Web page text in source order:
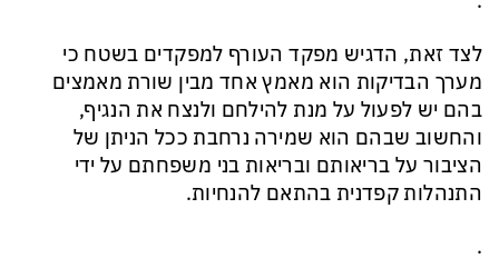
לצד זאת, הדגיש מפקד העורף למפקדים בשטח כי
מערך הבדיקות הוא מאמץ אחד מבין שורת מאמצים
בהם יש לפעול על מנת להילחם ולנצח את הנגיף,
והחשוב שבהם הוא שמירה נרחבת ככל הניתן של
הציבור על בריאותם ובריאות בני משפחתם על ידי
התנהלות קפדנית בהתאם להנחיות.
.